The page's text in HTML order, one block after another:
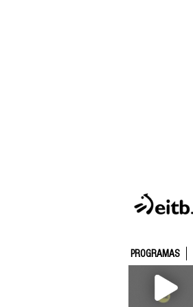
PROGRAMAS